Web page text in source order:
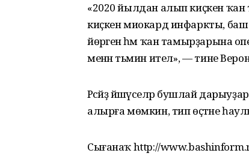
«2020 йылдан алып киҫкен
киҫкен миокард инфаркты, баш
йөрәгенә һәм ҡан тамырҙарына
менән тәьмин ителә», — тине
Рәсәйҙә йәшәүселәр бушлай
алырға мөмкин, тип өҫтәне
Сығанаҡ http://